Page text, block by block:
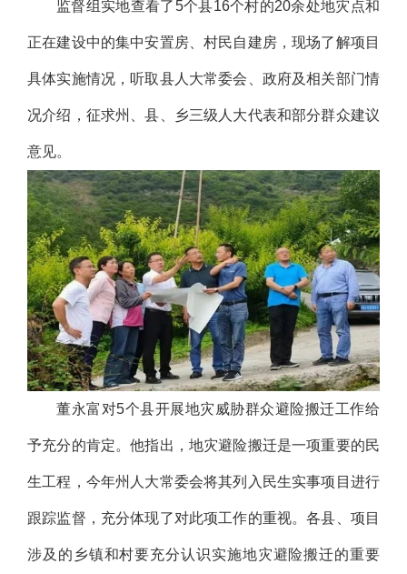
监督组实地查看了5个县16个村的20余处地灾点和
正在建设中的集中安置房、村民自建房，现场了解项目
具体实施情况，听取县人大常委会、政府及相关部门情
况介绍，征求州、县、乡三级人大代表和部分群众建议
意见。
董永富对5个县开展地灾威胁群众避险搬迁工作给
予充分的肯定。他指出，地灾避险搬迁是一项重要的民
生工程，今年州人大常委会将其列入民生实事项目进行
跟踪监督，充分体现了对此项工作的重视。各县、项目
涉及的乡镇和村要充分认识实施地灾避险搬迁的重要